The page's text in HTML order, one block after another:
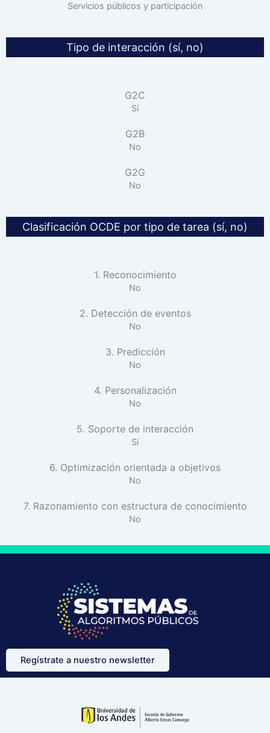
Servicios públicos y participación
Tipo de interacción (sí, no)
G2C
Sí
G2B
No
G2G
No
Clasificación OCDE por tipo de tarea (sí, no)
1. Reconocimiento
No
2. Detección de eventos
No
3. Predicción
No
4. Personalización
No
5. Soporte de interacción
Sí
6. Optimización orientada a objetivos
No
7. Razonamiento con estructura de conocimiento
No
Regístrate a nuestro newsletter